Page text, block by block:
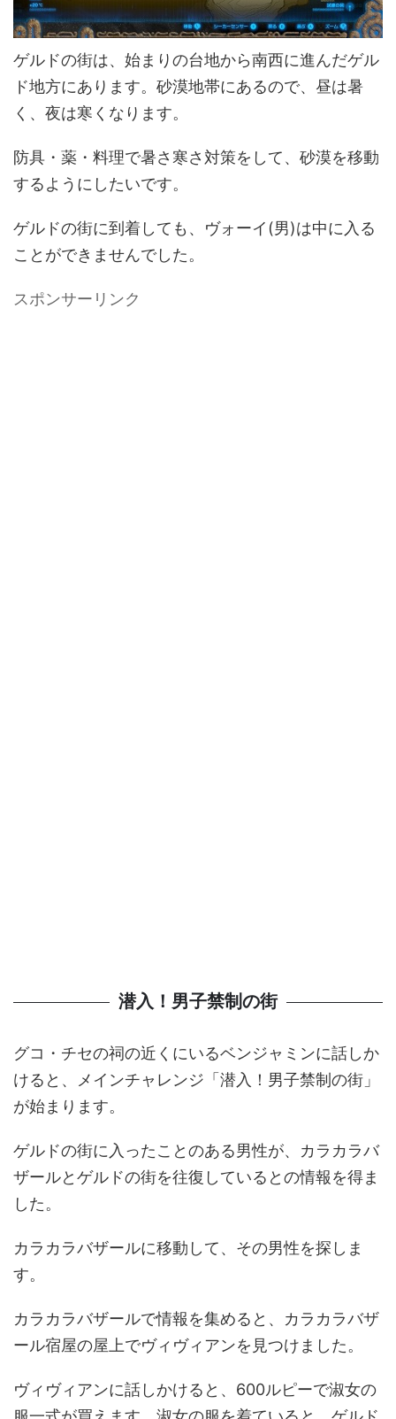
ゲルドの街は、始まりの台地から南西に進んだゲル
ド地方にあります。砂漠地帯にあるので、昼は暑
く、夜は寒くなります。
防具・薬・料理で暑さ寒さ対策をして、砂漠を移動
するようにしたいです。
ゲルドの街に到着しても、ヴォーイ(男)は中に入る
ことができませんでした。
スポンサーリンク
潜入！男子禁制の街
グコ・チセの祠の近くにいるベンジャミンに話しか
けると、メインチャレンジ「潜入！男子禁制の街」
が始まります。
ゲルドの街に入ったことのある男性が、カラカラバ
ザールとゲルドの街を往復しているとの情報を得ま
した。
カラカラバザールに移動して、その男性を探しま
す。
カラカラバザールで情報を集めると、カラカラバザ
ール宿屋の屋上でヴィヴィアンを見つけました。
ヴィヴィアンに話しかけると、600ルピーで淑女の